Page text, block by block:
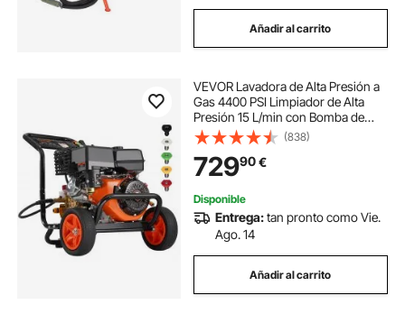
Añadir al carrito
VEVOR Lavadora de Alta Presión a
Gas 4400 PSI Limpiador de Alta
Presión 15 L/min con Bomba de
Cobre, Pistola Rociadora, Varilla de
Extensión, 5 Boquillas para Casas,
Vehículos, Patios
(838)
72990€
Disponible
Entrega:tan pronto como Vie.
Ago. 14
Añadir al carrito